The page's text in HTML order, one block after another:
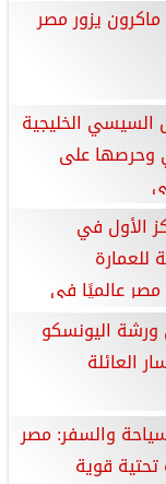
يزور مصر
السيسي الخليجية
على
الأول في
للعمارة
عالميًا في
ورشة اليونسكو
العائلة
والسفر: مصر
تحتية قوية